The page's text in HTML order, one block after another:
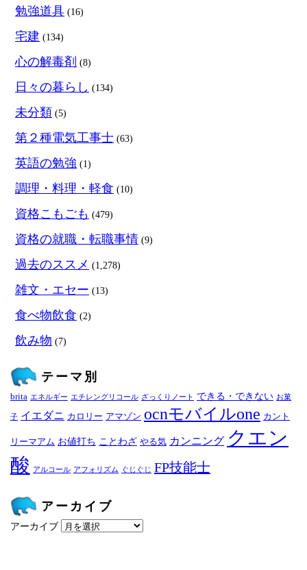
勉強道具 (16)
宅建 (134)
心の解毒剤 (8)
日々の暮らし (134)
未分類 (5)
第２種電気工事士 (63)
英語の勉強 (1)
調理・料理・軽食 (10)
資格こもごも (479)
資格の就職・転職事情 (9)
過去のススメ (1,278)
雑文・エセー (13)
食べ物飲食 (2)
飲み物 (7)
テーマ別
brita エネルギー エチレングリコール ざっくりノート できる・できない お菓
子 イエダニ カロリー アマゾン ocnモバイルone カント
リーマアム お値打ち ことわざ やる気 カンニング クエン
酸
アルコール アフォリズム ぐじぐじ FP技能士
アーカイブ
アーカイブ